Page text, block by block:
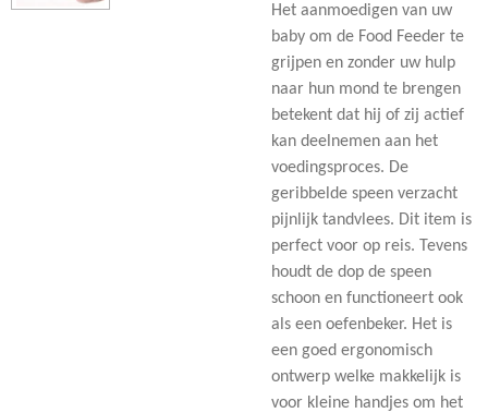
Het aanmoedigen van uw
baby om de Food Feeder te
grijpen en zonder uw hulp
naar hun mond te brengen
betekent dat hij of zij actief
kan deelnemen aan het
voedingsproces. De
geribbelde speen verzacht
pijnlijk tandvlees. Dit item is
perfect voor op reis. Tevens
houdt de dop de speen
schoon en functioneert ook
als een oefenbeker. Het is
een goed ergonomisch
ontwerp welke makkelijk is
voor kleine handjes om het